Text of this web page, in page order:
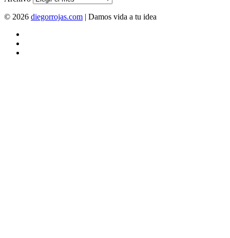
© 2026 diegorrojas.com | Damos vida a tu idea